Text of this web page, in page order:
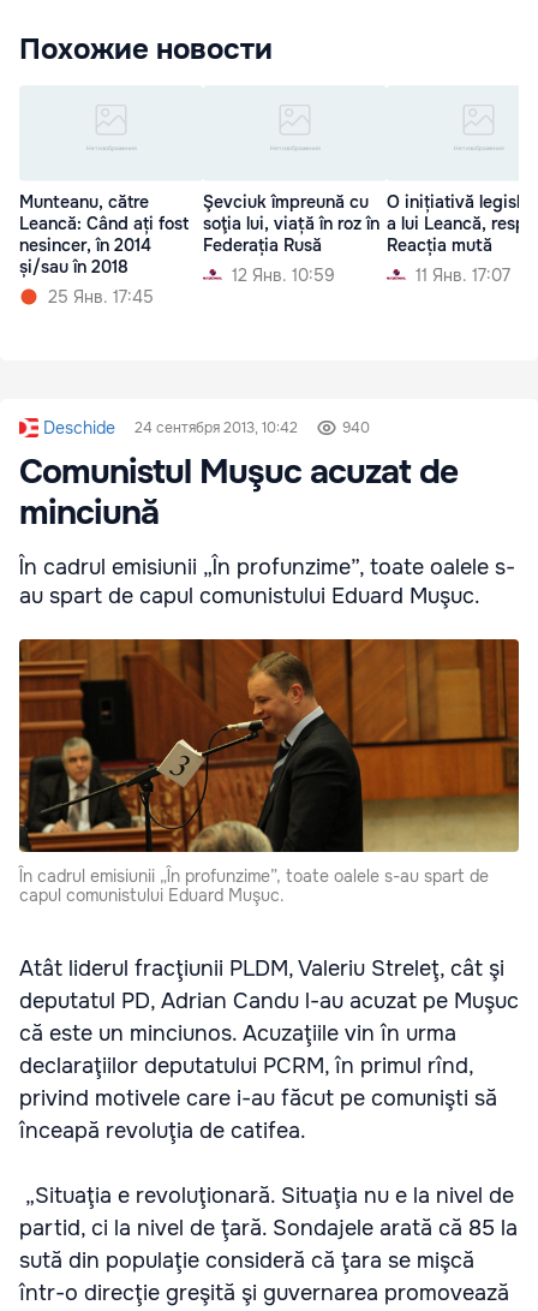
Похожие новости
Munteanu, către
Leancă: Când ați fost
nesincer, în 2014
și/sau în 2018
25 Янв. 17:45
Şevciuk împreună cu
soţia lui, viață în roz în
Federația Rusă
12 Янв. 10:59
O inițiativă
a lui Leancă,
Reacția mută
11 Янв. 17:07
Deschide 24 сентября 2013, 10:42 940
Comunistul Muşuc acuzat de
minciună
În cadrul emisiunii „În profunzime”, toate oalele s-
au spart de capul comunistului Eduard Muşuc.
În cadrul emisiunii „În profunzime”, toate oalele s-au spart de
capul comunistului Eduard Muşuc.
Atât liderul fracţiunii PLDM, Valeriu Streleţ, cât şi
deputatul PD, Adrian Candu l-au acuzat pe Muşuc
că este un minciunos. Acuzaţiile vin în urma
declaraţiilor deputatului PCRM, în primul rînd,
privind motivele care i-au făcut pe comunişti să
înceapă revoluţia de catifea.
„Situaţia e revoluţionară. Situaţia nu e la nivel de
partid, ci la nivel de ţară. Sondajele arată că 85 la
sută din populaţie consideră că ţara se mişcă
într-o direcţie greşită şi guvernarea promovează